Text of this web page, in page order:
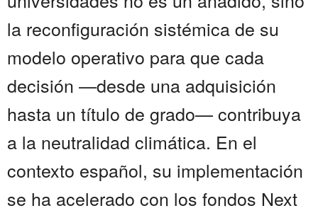
la reconfiguración sistémica de su
modelo operativo para que cada
decisión —desde una adquisición
hasta un título de grado— contribuya
a la neutralidad climática. En el
contexto español, su implementación
se ha acelerado con los fondos Next